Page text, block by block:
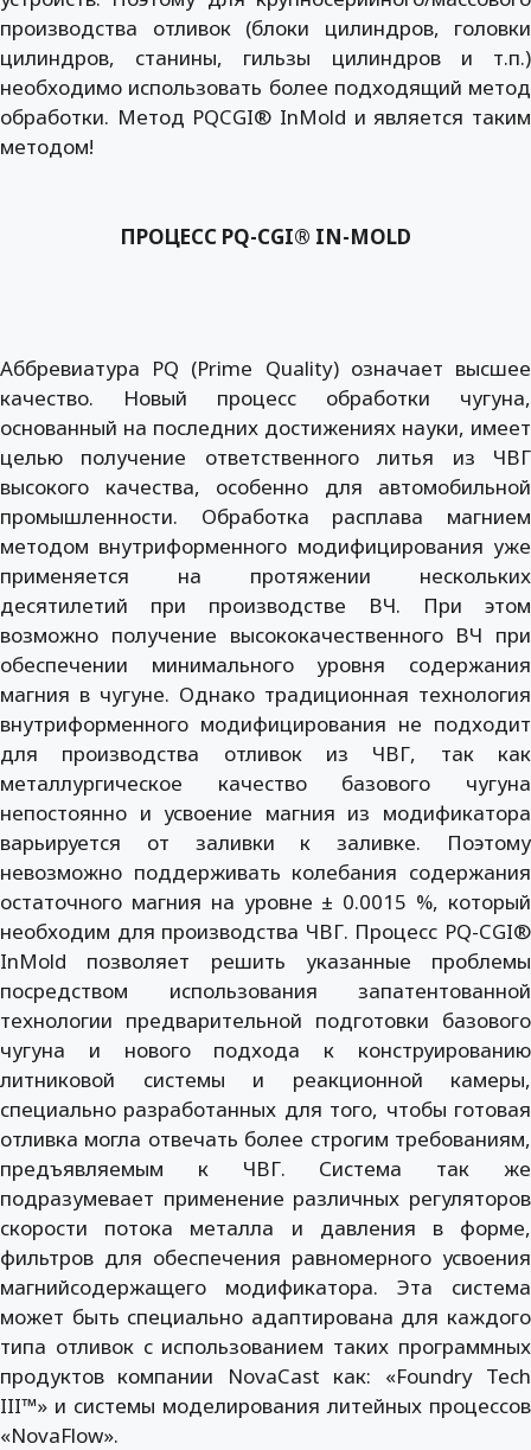
производства отливок (блоки цилиндров, головки
цилиндров, станины, гильзы цилиндров и т.п.)
необходимо использовать более подходящий метод
обработки. Метод PQCGI® InMold и является таким
методом!
ПРОЦЕСС PQ-CGI® IN-MOLD
Аббревиатура PQ (Prime Quality) означает высшее
качество. Новый процесс обработки чугуна,
основанный на последних достижениях науки, имеет
целью получение ответственного литья из ЧВГ
высокого качества, особенно для автомобильной
промышленности. Обработка расплава магнием
методом внутриформенного модифицирования уже
применяется на протяжении нескольких
десятилетий при производстве ВЧ. При этом
возможно получение высококачественного ВЧ при
обеспечении минимального уровня содержания
магния в чугуне. Однако традиционная технология
внутриформенного модифицирования не подходит
для производства отливок из ЧВГ, так как
металлургическое качество базового чугуна
непостоянно и усвоение магния из модификатора
варьируется от заливки к заливке. Поэтому
невозможно поддерживать колебания содержания
остаточного магния на уровне ± 0.0015 %, который
необходим для производства ЧВГ. Процесс PQ-CGI®
InMold позволяет решить указанные проблемы
посредством использования запатентованной
технологии предварительной подготовки базового
чугуна и нового подхода к конструированию
литниковой системы и реакционной камеры,
специально разработанных для того, чтобы готовая
отливка могла отвечать более строгим требованиям,
предъявляемым к ЧВГ. Система так же
подразумевает применение различных регуляторов
скорости потока металла и давления в форме,
фильтров для обеспечения равномерного усвоения
магнийсодержащего модификатора. Эта система
может быть специально адаптирована для каждого
типа отливок с использованием таких программных
продуктов компании NovaCast как: «Foundry Tech
III™» и системы моделирования литейных процессов
«NovaFlow».